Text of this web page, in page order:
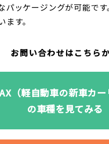
パッケージングが可能で
す。
お問い合わせはこちら
（軽自動車の新車カー
の車種を見てみる